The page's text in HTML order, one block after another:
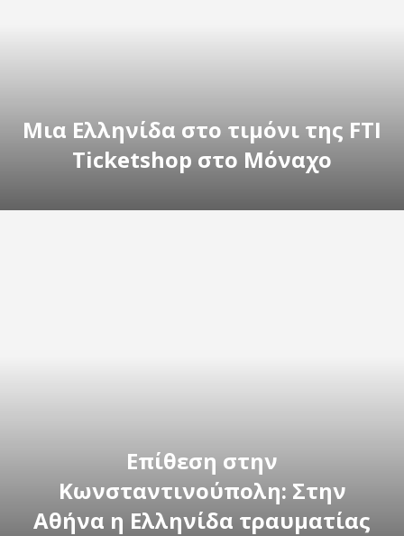
Μια Ελληνίδα στο τιμόνι της FTI
Ticketshop στο Μόναχο
Επίθεση στην
Κωνσταντινούπολη: Στην
Αθήνα η Ελληνίδα τραυματίας